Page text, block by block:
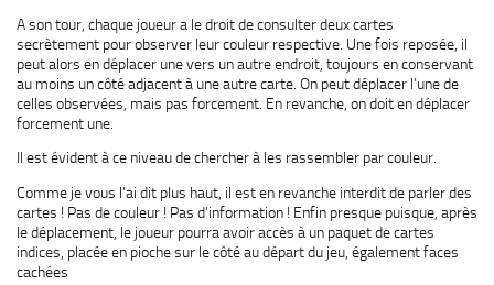
A son tour, chaque joueur a le droit de consulter deux cartes
secrètement pour observer leur couleur respective. Une fois reposée, il
peut alors en déplacer une vers un autre endroit, toujours en conservant
au moins un côté adjacent à une autre carte. On peut déplacer l’une de
celles observées, mais pas forcement. En revanche, on doit en déplacer
forcement une.
Il est évident à ce niveau de chercher à les rassembler par couleur.
Comme je vous l’ai dit plus haut, il est en revanche interdit de parler des
cartes ! Pas de couleur ! Pas d’information ! Enfin presque puisque, après
le déplacement, le joueur pourra avoir accès à un paquet de cartes
indices, placée en pioche sur le côté au départ du jeu, également faces
cachées